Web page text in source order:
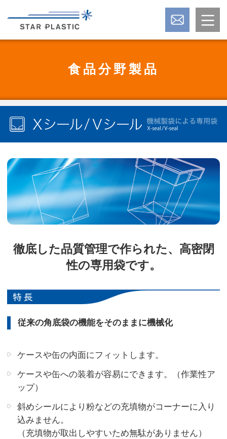
食品分野製品
徹底した品質管理で作られた、高密閉
性の専用袋です。
従来の角底袋の機能をそのままに機械化
ケースや缶の内面にフィットします。
ケースや缶への装着が容易にできます。（作業性ア
ップ）
斜めシールにより粉などの充填物がコーナーに入り
込みません。
（充填物が取出しやすいため無駄がありません）